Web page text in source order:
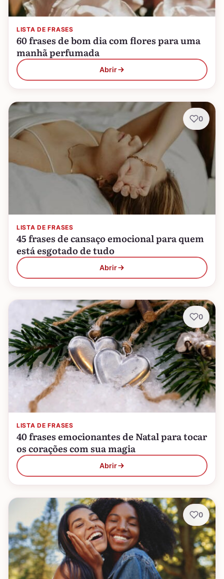
LISTA DE FRASES
60 frases de bom dia com flores para uma
manhã perfumada
Abrir
LISTA DE FRASES
45 frases de cansaço emocional para quem
está esgotado de tudo
Abrir
0
LISTA DE FRASES
40 frases emocionantes de Natal para tocar
os corações com sua magia
Abrir
0
0